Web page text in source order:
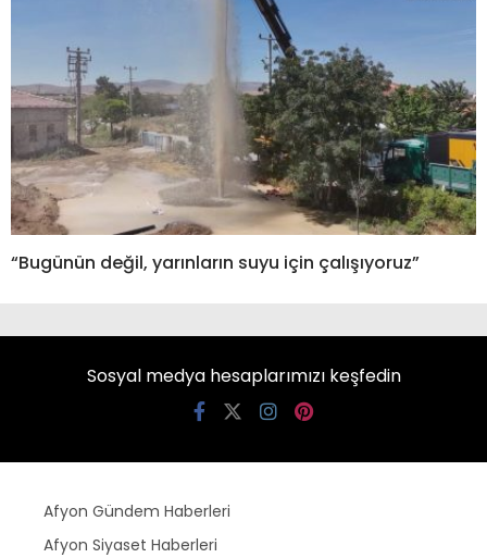
“Bugünün değil, yarınların suyu için çalışıyoruz”
Sosyal medya hesaplarımızı keşfedin
Afyon Gündem Haberleri
Afyon Siyaset Haberleri